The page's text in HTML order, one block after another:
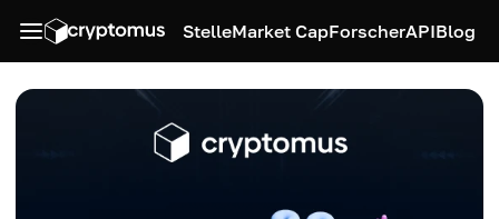
StelleMarket CapForscherAPIBlog